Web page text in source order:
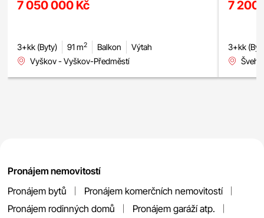
7 050 000 Kč
3+kk (Byty) 91 m2 Balkon
Výtah
Vyškov - Vyškov-Předměstí
7 200
3+kk
Pronájem nemovitostí
Pronájem bytů
Pronájem komerčních nemovitostí
Pronájem rodinných domů
Pronájem garáží atp.